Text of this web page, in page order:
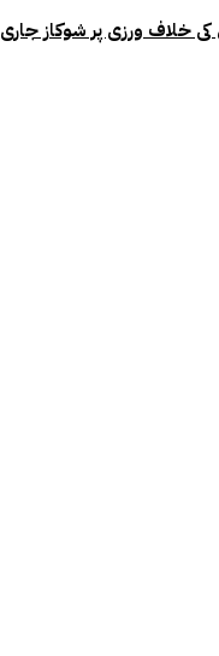
خلاف ورزی پر شوکاز جاری